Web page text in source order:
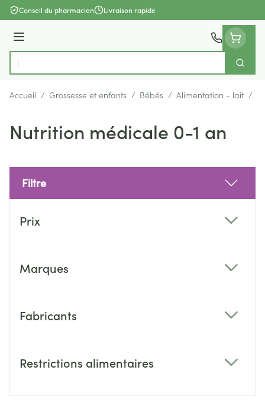
Aller au contenu
Conseil du pharmacien Livraison rapide
Menu
Rechercher
Accueil / Grossesse et enfants / Bébés / Alimentation - lait /
Nutrition médicale 0-1 an
Filtre
Prix
Marques
Fabricants
Restrictions alimentaires